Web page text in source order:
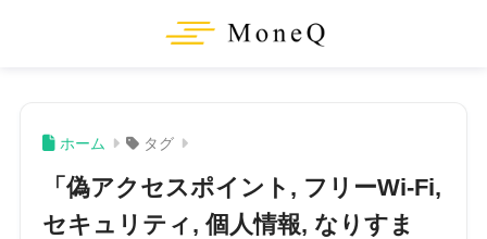
ホーム タグ
「偽アクセスポイント, フリーWi-Fi,
セキュリティ, 個人情報, なりすま